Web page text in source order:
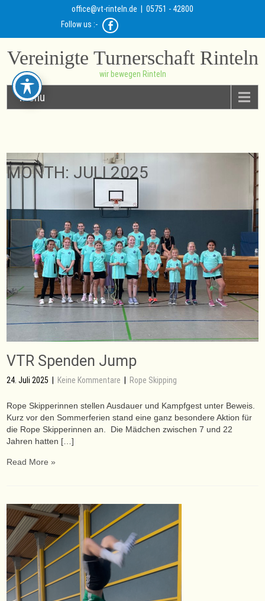
office@vt-rinteln.de | 05751 - 42800
Follow us :-
Vereinigte Turnerschaft Rinteln
wir bewegen Rinteln
Menu
MONTH: JULI 2025
VTR Spenden Jump
24. Juli 2025 Keine Kommentare Rope Skipping
Rope Skipperinnen stellen Ausdauer und Kampfgest unter Beweis.
Kurz vor den Sommerferien stand eine ganz besondere Aktion für
die Rope Skipperinnen an. Die Mädchen zwischen 7 und 22
Jahren hatten […]
Read More »